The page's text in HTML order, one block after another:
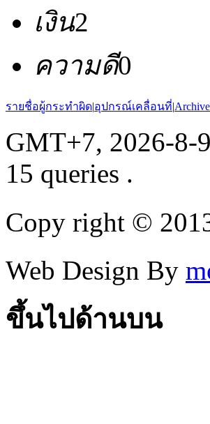
เงิน2
ความดี0
รายชื่อผู้กระทำผิด|อุปกรณ์เคลื่อนที่|
GMT+7, 2026-8-
15 queries .
Copy right ©
Web Design By
ขึ้นไปด้านบน